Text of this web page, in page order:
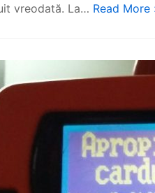
vreodată. La… Read More